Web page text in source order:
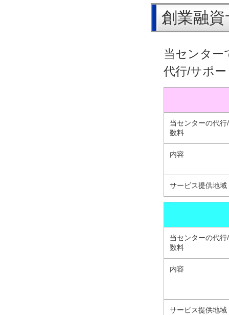
創業融
当センター
代行/サポ
当センターの代
数料
内容
サービス提供地域
当センターの代
数料
内容
サービス提供地域